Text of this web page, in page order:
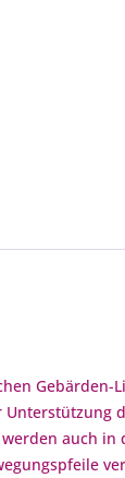
Gebärden-
auch